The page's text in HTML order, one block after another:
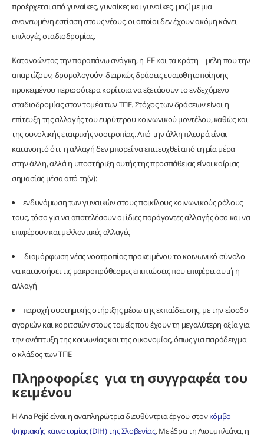
προέρχεται από γυναίκες, γυναίκες και γυναίκες, μαζί με μια
ανανεωμένη εστίαση στους νέους, οι οποίοι δεν έχουν ακόμη κάνει
επιλογές σταδιοδρομίας.
Κατανοώντας την παραπάνω ανάγκη, η ΕΕ και τα κράτη – μέλη που την
απαρτίζουν, δρομολογούν διαρκώς δράσεις ευαισθητοποίησης
προκειμένου περισσότερα κορίτσια να εξετάσουν το ενδεχόμενο
σταδιοδρομίας στον τομέα των ΤΠΕ. Στόχος των δράσεων είναι η
επίτευξη της αλλαγής του ευρύτερου κοινωνικού μοντέλου, καθώς και
της συνολικής εταιρικής νοοτροπίας. Από την άλλη πλευρά είναι
κατανοητό ότι η αλλαγή δεν μπορεί να επιτευχθεί από τη μία μέρα
στην άλλη, αλλά η υποστήριξη αυτής της προσπάθειας είναι καίριας
σημασίας μέσα από τη(ν):
ενδυνάμωση των γυναικών στους ποικίλους κοινωνικούς ρόλους
τους, τόσο για να αποτελέσουν οι ίδιες παράγοντες αλλαγής όσο και να
επιφέρουν και μελλοντικές αλλαγές
διαμόρφωση νέας νοοτροπίας προκειμένου το κοινωνικό σύνολο
να κατανοήσει τις μακροπρόθεσμες επιπτώσεις που επιφέρει αυτή η
αλλαγή
παροχή συστημικής στήριξης μέσω της εκπαίδευσης, με την είσοδο
αγοριών και κοριτσιών στους τομείς που έχουν τη μεγαλύτερη αξία για
την ανάπτυξη της κοινωνίας και της οικονομίας, όπως για παράδειγμα
ο κλάδος των ΤΠΕ
Πληροφορίες για τη συγγραφέα του
κειμένου
Η Ana Pejić είναι η αναπληρώτρια διευθύντρια έργου στονκόμβο
ψηφιακής καινοτομίας (DIH) της Σλοβενίας. Με έδρα τη Λιουμπλιάνα, η